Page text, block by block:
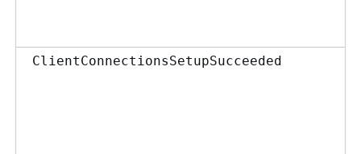
ClientConnectionsSetupSucceeded